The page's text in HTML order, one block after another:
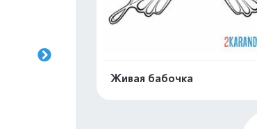
Живая бабочка